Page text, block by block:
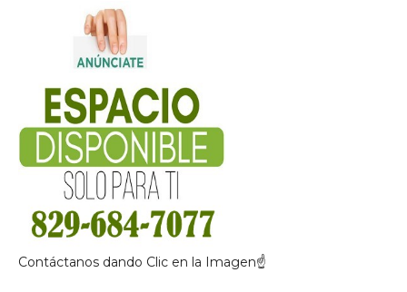
Contáctanos dando Clic en la Imagen☝